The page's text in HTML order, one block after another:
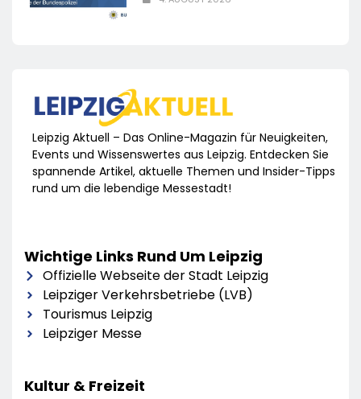
Leipzig Aktuell – Das Online-Magazin für Neuigkeiten,
Events und Wissenswertes aus Leipzig. Entdecken Sie
spannende Artikel, aktuelle Themen und Insider-Tipps
rund um die lebendige Messestadt!
Wichtige Links Rund Um Leipzig
Offizielle Webseite der Stadt Leipzig
Leipziger Verkehrsbetriebe (LVB)
Tourismus Leipzig
Leipziger Messe
Kultur & Freizeit